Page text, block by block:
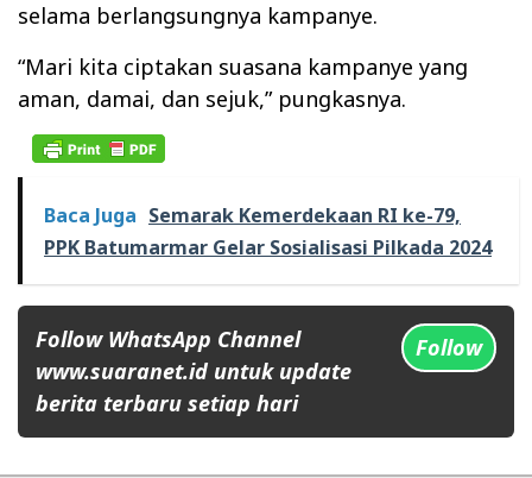
selama berlangsungnya kampanye.
“Mari kita ciptakan suasana kampanye yang
aman, damai, dan sejuk,” pungkasnya.
Baca Juga Semarak Kemerdekaan RI ke-79,
PPK Batumarmar Gelar Sosialisasi Pilkada 2024
Follow WhatsApp Channel
www.suaranet.id untuk update
berita terbaru setiap hari
Follow